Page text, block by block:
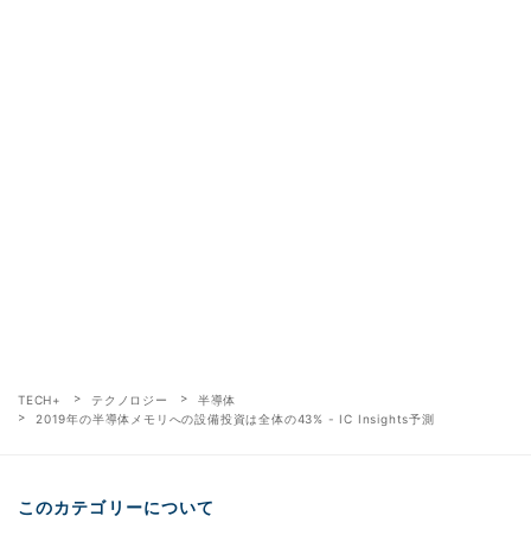
TECH+ テクノロジー
半導体
2019年の半導体メモリへの設備投資は全体の43% - IC Insights予測
このカテゴリーについて